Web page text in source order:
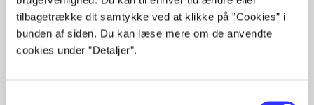
tilbagetrække dit samtykke ved at klikke på ”Cookies” i
bunden af siden. Du kan læse mere om de anvendte
cookies under ”Detaljer”.
Articles with same topics